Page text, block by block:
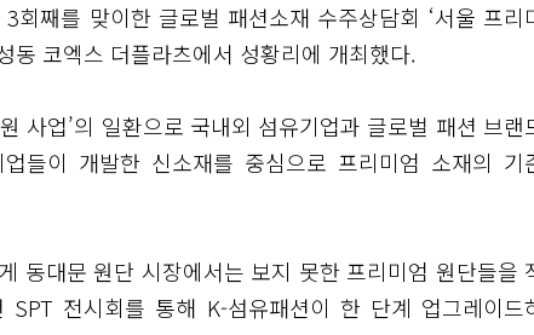
째를 맞이한 글로벌 패션소재 수주상담회 ‘서울 프리
동 코엑스 더플라츠에서 성황리에 개최했다.
사업’의 일환으로 국내외 섬유기업과 글로벌 패션 브랜
들이 개발한 신소재를 중심으로 프리미엄 소재의 기
동대문 원단 시장에서는 보지 못한 프리미엄 원단들을
전시회를 통해 K-섬유패션이 한 단계 업그레이드